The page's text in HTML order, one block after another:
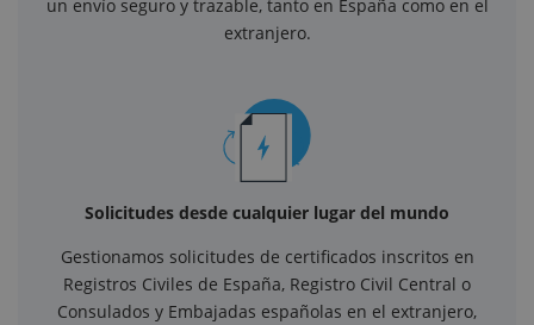
un envío seguro y trazable, tanto en España como en el
extranjero.
Solicitudes desde cualquier lugar del mundo
Gestionamos solicitudes de certificados inscritos en
Registros Civiles de España, Registro Civil Central o
Consulados y Embajadas españolas en el extranjero,